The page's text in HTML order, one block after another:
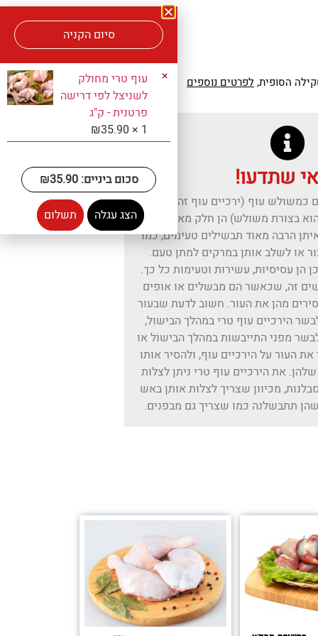
הסופית,לפרטים נוספים
שתדעו!
כמשולש עוף (ירכיים עוף זה החלק
בצורת משולש) הן חלק מאוד נפוץ
הרבה מאוד תבשילים טעימים, כמו
או לשלב אותן במרקים למתן טעם.
הן עסיסיות, עשירות וטעימות כל כך.
זה, שכאשר הם מבשלים או אופים
מהן את העור. חשוב לדעת שבעור
הירכיים עוף טרי במהלך הבישול,
מפני התייבשות במהלך הבישול או
העור על הירכיים עוף, ולהסיר אותו
את הירכיים עוף טרי ניתן לצלות
מכיוון שצריך לצלות אותן באש
תתבשלנה כמו שצריך גם מבפנים.
סיום הקניה
×
עוף טרי מחולק
לשניצל לפי דרישה
פרטנית - ק"ג
1 ×
₪35.90
סכום ביניים: ₪35.90
הצג עגלה תשלום